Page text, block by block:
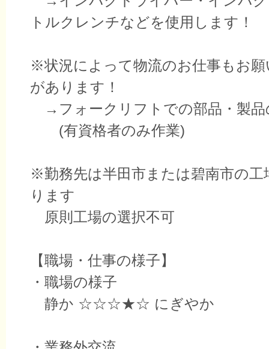
トルクレンチなどを使用します！
※状況によって物流のお仕事もお
があります！
→フォークリフトでの部品・製品
(有資格者のみ作業)
※勤務先は半田市または碧南市の工
ります
原則工場の選択不可
【職場・仕事の様子】
・職場の様子
静か ☆☆☆★☆ にぎやか